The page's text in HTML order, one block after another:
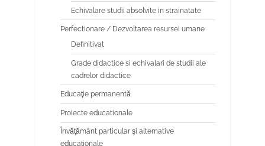
Echivalare studii absolvite in strainatate
Perfectionare / Dezvoltarea resursei umane
Definitivat
Grade didactice si echivalari de studii ale
cadrelor didactice
Educaţie permanentă
Proiecte educationale
Învăţământ particular şi alternative
educaţionale